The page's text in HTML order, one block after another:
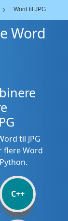
Word til JPG
Word
til JPG
flere Word
C++